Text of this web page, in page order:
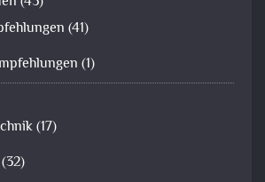
(41)
(1)
(17)
(32)